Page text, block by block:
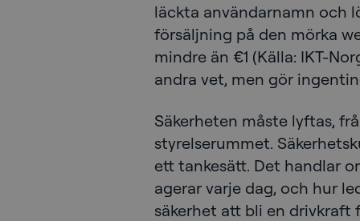
läckta användarnamn och
försäljning på den mörka
mindre än €1 (Källa: IKT-
andra vet, men gör
Säkerheten måste lyftas,
styrelserummet.
ett tankesätt. Det handlar
agerar varje dag, och hur
säkerhet att bli en